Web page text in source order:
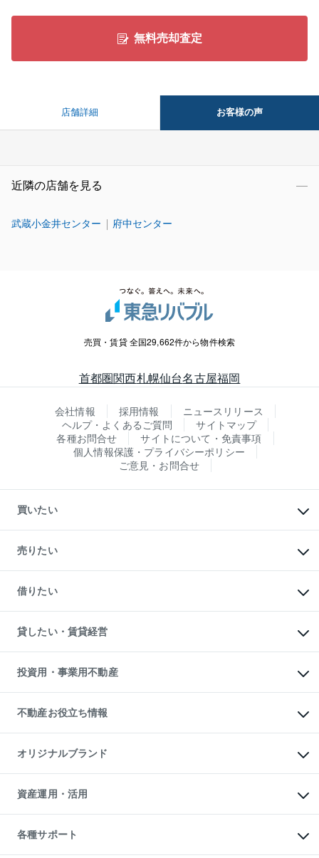
無料売却査定
店舗詳細 お客様の声
近隣の店舗を見る
武蔵小金井センター 府中センター
売買・賃貸 全国29,662件から物件検索
首都圏関西札幌仙台名古屋福岡
会社情報 採用情報
ニュースリリース
ヘルプ・よくあるご質問
サイトマップ
各種お問合せ
サイトについて・免責事項
個人情報保護・プライバシーポリシー
ご意見・お問合せ
買いたい
新築・分譲マンションの購入
中古マンションの購入
一戸建ての購入
中古一戸建ての購入
不動産購入の流れ
注目キーワード物件特集
購入ガイド
English 繁体中文簡体中文
売りたい
一戸建ての売却・査定
土地の売却・査定
スピードAI査定
不動産査定について
不動産売却の流れ
不動産買換えの流れ
売却ガイド
借りたい
オフィス・店舗の賃貸
借りるときの流れ
借りるガイド
貸したい・賃貸経営
マンション賃料データ
賃貸管理プラン
リロケーションについて
貸すガイド
投資用・事業用不動産
事業用不動産
マンション投資
投資用マンション
アパート経営
収益物件
ビル購入（ビル一棟）
投資用不動産の売却査定
事業用不動産の売却査定
不動産お役立ち情報
マンションライブラリー
人気マンションランキング
暮らしに役立つ不動産メディア
不動産相場・不動産価格情報
不動産コラム・ニュース
不動産用語集
不動産なんでもネット相談室
住まいの税金
オリジナルブランド
一棟リノベーションマンション
L`GENTE（ルジェンテ）
区分リノベーションマンション
投資用一棟レジデンスWELL
資産運用・活用
不動産M&A
アセットマネジメント・出資
各種サポート